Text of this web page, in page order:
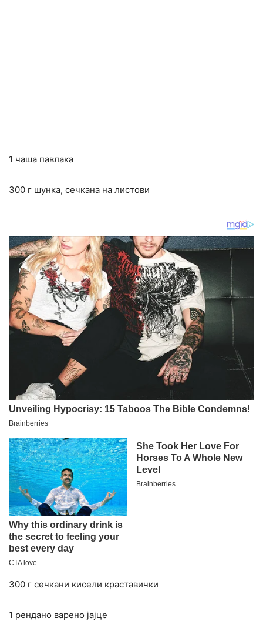
1 чаша павлака
300 г шунка, сечкана на листови
300 г сечкани кисели краставички
1 рендано варено јајце